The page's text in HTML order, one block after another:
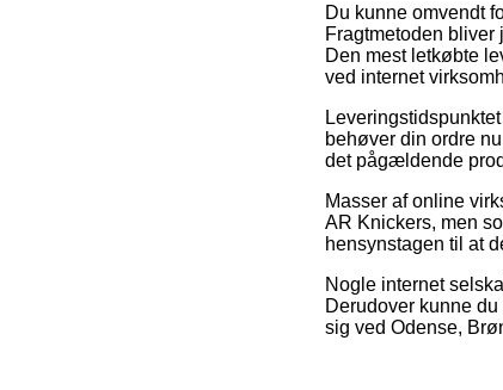
Du kunne omvendt
Fragtmetoden
Den mest letkøbte
ved internet
behøver din ordre
det pågældende
Masser af online
AR Knickers, men
hensynstagen til at
Nogle internet
Derudover kunne
sig ved Odense,